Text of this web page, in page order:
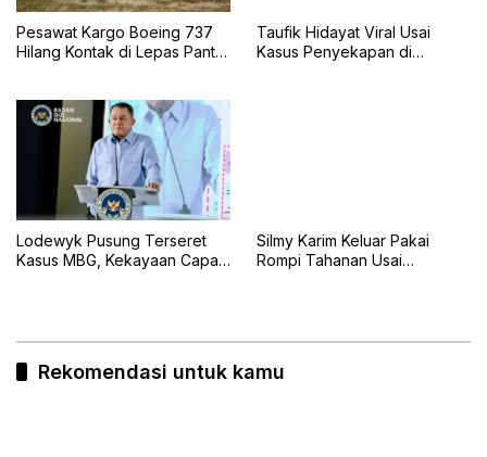
Pesawat Kargo Boeing 737
Hilang Kontak di Lepas Pantai
Taufik Hidayat Viral Usai
Kasus Penyekapan di
Lodewyk Pusung Terseret
Kasus MBG, Kekayaan Capai
Silmy Karim Keluar Pakai
Rompi Tahanan Usai
Rekomendasi untuk kamu